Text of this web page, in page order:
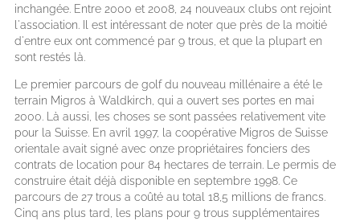
inchangée. Entre 2000 et 2008, 24 nouveaux clubs ont rejoint
l'association. Il est intéressant de noter que près de la moitié
d'entre eux ont commencé par 9 trous, et que la plupart en
sont restés là.
Le premier parcours de golf du nouveau millénaire a été le
terrain Migros à Waldkirch, qui a ouvert ses portes en mai
2000. Là aussi, les choses se sont passées relativement vite
pour la Suisse. En avril 1997, la coopérative Migros de Suisse
orientale avait signé avec onze propriétaires fonciers des
contrats de location pour 84 hectares de terrain. Le permis de
construire était déjà disponible en septembre 1998. Ce
parcours de 27 trous a coûté au total 18,5 millions de francs.
Cinq ans plus tard, les plans pour 9 trous supplémentaires